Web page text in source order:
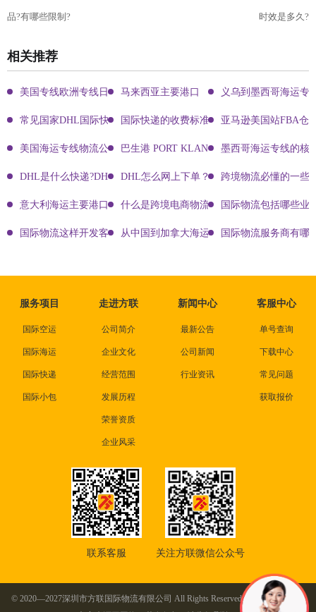
品?有哪些限制? 时效是多久?
相关推荐
美国专线欧洲专线日本专线区别马来西亚主要港口 义乌到墨西哥海运专
常见国家DHL国际快递客服热线国际快递的收费标准!四大国际快递的尺寸重
亚马逊美国站FBA仓
美国海运专线物流公司有哪些?巴生港 PORT KLANG 墨西哥海运专线的核
DHL是什么快递?DHL国际快递介绍DHL怎么网上下单？DHL快递寄件有哪些方
跨境物流必懂的一些
意大利海运主要港口有哪些什么是跨境电商物流? 国际物流包括哪些业
国际物流这样开发客户会让你成为销冠从中国到加拿大海运要多久能到达？
国际物流服务商有哪
服务项目
国际空运
国际海运
国际快递
国际小包
走进方联
公司简介
企业文化
经营范围
发展历程
荣誉资质
企业风采
新闻中心
最新公告
公司新闻
行业资讯
客服中心
单号查询
下载中心
常见问题
获取报价
联系客服 关注方联微信公众号
© 2020—2027深圳市方联国际物流有限公司 All Rights Reserved. 本站部分图片及